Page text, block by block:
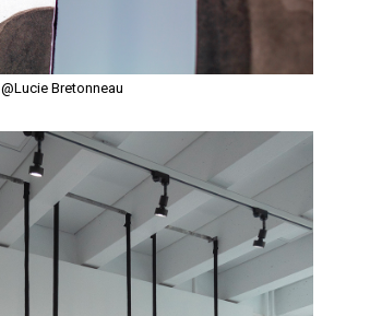
@Lucie Bretonneau